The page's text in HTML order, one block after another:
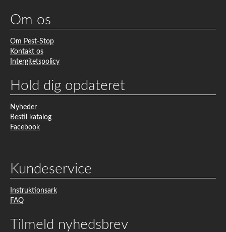
Om os
Om Pest-Stop
Kontakt os
Intergitetspolicy
Hold dig opdateret
Nyheder
Bestil katalog
Facebook
Kundeservice
Instruktionsark
FAQ
Tilmeld nyhedsbrev